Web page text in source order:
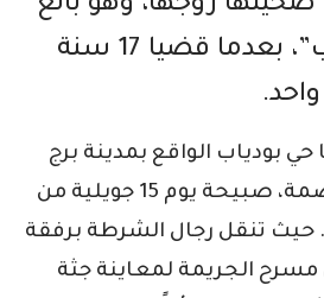
سردين يدعى “أ.ب”، بعدما قضيا 17 سنة
حي بودياب الواقع بمدينة برج
الكيفان شرقي العاصمة، صبيحة يوم 15 جويلية من
تنقل رجال الشرطة برفقة
مسرح الجريمة لمعاينة جثة